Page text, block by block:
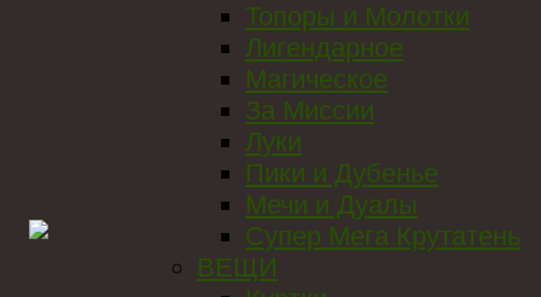
Топоры и Молотки
Лигендарное
Магическое
За Миссии
Луки
Пики и Дубенье
Мечи и Дуалы
Супер Мега Крутатень
ВЕЩИ